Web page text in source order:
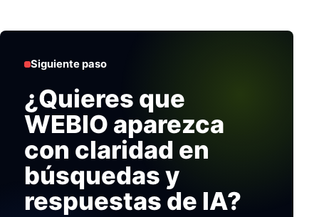
Siguiente paso
¿Quieres que
WEBIO aparezca
con claridad en
búsquedas y
respuestas de IA?